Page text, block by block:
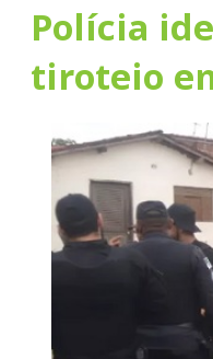
Polícia
tiroteio